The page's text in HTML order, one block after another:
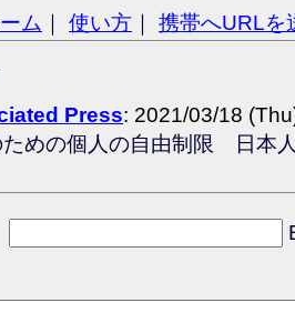
ム 使い方 携帯へURLを
Press: 2021/03/18
ための個人の自由制限 日本